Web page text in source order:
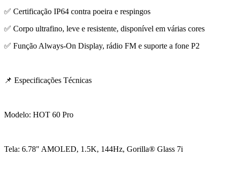
✅ Certificação IP64 contra poeira e respingos
✅ Corpo ultrafino, leve e resistente, disponível em várias cores
✅ Função Always-On Display, rádio FM e suporte a fone P2
📌 Especificações Técnicas
Modelo: HOT 60 Pro
Tela: 6.78" AMOLED, 1.5K, 144Hz, Gorilla® Glass 7i